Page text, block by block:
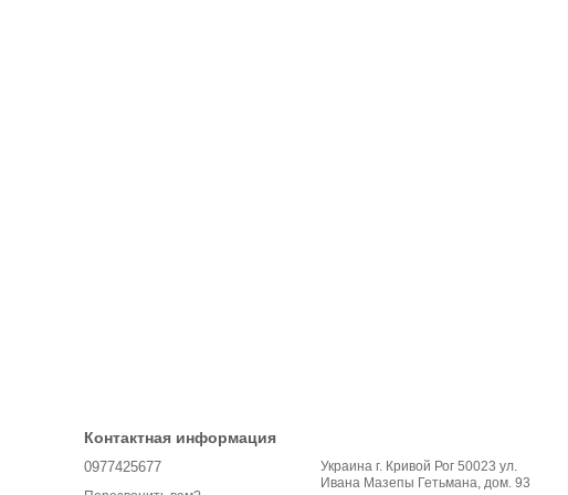
Контактная информация
0977425677
Украина г. Кривой Рог 50023 ул.
Ивана Мазепы Гетьмана, дом. 93